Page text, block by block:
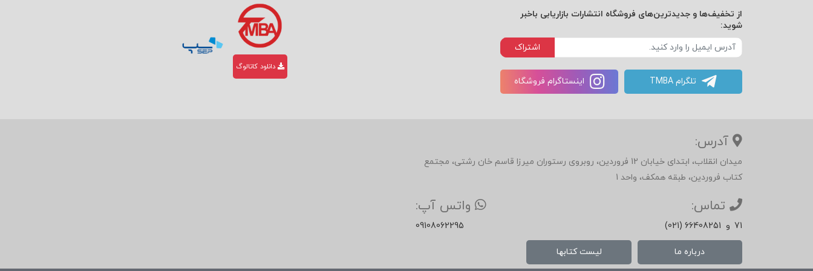
از تخفیف‌ها و جدیدترین‌های فروشگاه انتشارات بازاریابی باخبر
شوید:
اشتراک
تلگرام TMBA اینستاگرام فروشگاه
دانلود کاتالوگ
آدرس:
میدان انقلاب، ابتدای خیابان 12 فروردین، روبروی رستوران میرزا قاسم خان رشتی، مجتمع
کتاب فروردین، طبقه همکف، واحد 1
تماس:
(021) 66408251 و 71
واتس آپ:
09108062295
درباره ما لیست کتابها